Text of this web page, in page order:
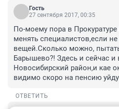
Гость
27 сентября 2017, 00:35
По-моему пора в
менять специалистов,если
вещей.Сколько можно,
Барышево?! Здесь и сейчас и
Новосибирский район,и кае
видимо скоро на пенсию
ОТВЕТИТЬ